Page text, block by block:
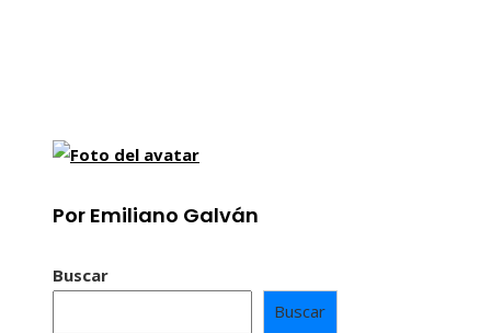
Por Emiliano Galván
Buscar
Buscar